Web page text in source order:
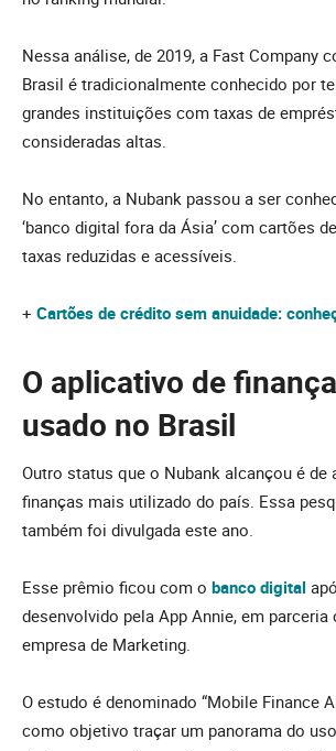
Nessa análise, de 2019, a Fast Company
Brasil é tradicionalmente conhecido por
grandes instituições com taxas de
consideradas altas.
No entanto, a Nubank passou a ser
‘banco digital fora da Ásia’ com cartões
taxas reduzidas e acessíveis.
+ Cartões de crédito sem anuidade:
O aplicativo de
usado no Brasil
Outro status que o Nubank alcançou é de
finanças mais utilizado do país. Essa
também foi divulgada este ano.
Esse prêmio ficou com o banco digital
desenvolvido pela App Annie, em
empresa de Marketing.
O estudo é denominado “Mobile Finance
como objetivo traçar um panorama do